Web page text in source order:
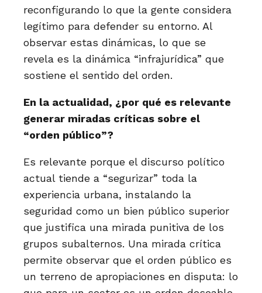
reconfigurando lo que la gente considera
legítimo para defender su entorno. Al
observar estas dinámicas, lo que se
revela es la dinámica “infrajurídica” que
sostiene el sentido del orden.
En la actualidad, ¿por qué es relevante
generar miradas críticas sobre el
“orden público”?
Es relevante porque el discurso político
actual tiende a “segurizar” toda la
experiencia urbana, instalando la
seguridad como un bien público superior
que justifica una mirada punitiva de los
grupos subalternos. Una mirada crítica
permite observar que el orden público es
un terreno de apropiaciones en disputa: lo